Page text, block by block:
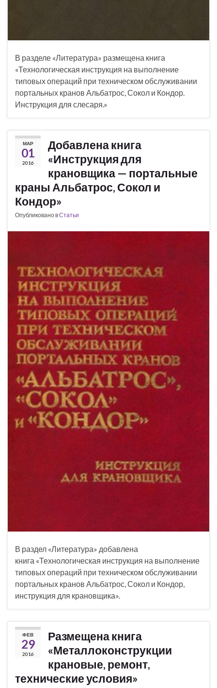
В разделе «Литература» размещена книга
«Технологическая инструкция на выполнение
типовых операций при техническом обслуживании
портальных кранов Альбатрос, Сокол и Кондор.
Инструкция для слесаря.»
МАР
01
2016
Добавлена книга
«Инструкция для
крановщика — портальные
краны Альбатрос, Сокол и
Кондор»
Опубликовано вСтатьи
В раздел «Литература» добавлена
книга «Технологическая инструкция на выполнение
типовых операций при техническом обслуживании
портальных кранов Альбатрос, Сокол и Кондор,
инструкция для крановщика».
ФЕВ
29
2016
Размещена книга
«Металлоконструкции
крановые, ремонт,
технические условия»